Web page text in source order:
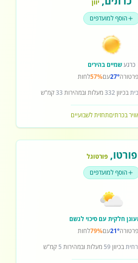
יוון
הוסף למועדפים
כרגעשמיים בהירים
27°עם57%לחות
בכיוון332מעלות ובמהירות 33קמ"ש
בכרתיםתחזית לשבועיים
פורטו,פורטוגל
הוסף למועדפים
חלקית עם סיכוי לגשם
21°עם79%לחות
בכיוון59 מעלות ובמהירות 5 קמ"ש